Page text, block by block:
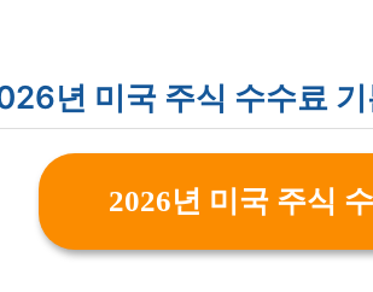
년 미국 주식 수수료
2026년 미국 주식